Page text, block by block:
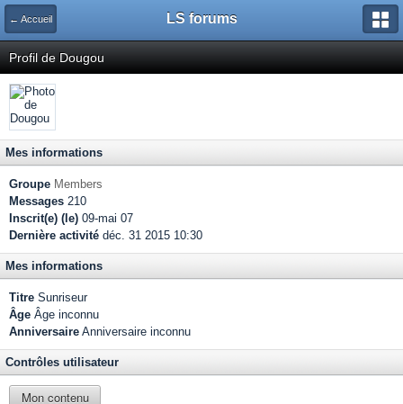
← Accueil LS forums
Profil de Dougou
Mes informations
Groupe Members
Messages 210
Inscrit(e) (le) 09-mai 07
Dernière activité déc. 31 2015 10:30
Mes informations
Titre Sunriseur
Âge Âge inconnu
Anniversaire Anniversaire inconnu
Contrôles utilisateur
Mon contenu